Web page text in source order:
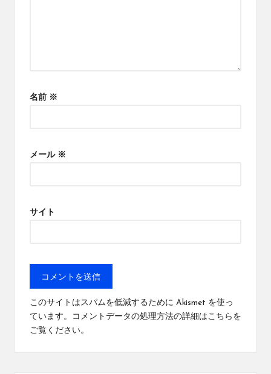
名前 ※
メール ※
サイト
このサイトはスパムを低減するために Akismet を使っ
ています。
コメントデータの処理方法の詳細はこちらを
ご覧ください。